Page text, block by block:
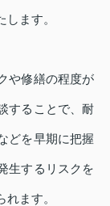
ます。
や修繕の程度が
することで、耐
どを早期に把握
生するリスクを
ます。